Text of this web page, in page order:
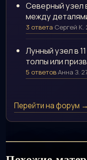
Северный узел
между
3 ответа·Сергей К.·
Лунный узел в
толпы или
5 ответов·Анна З.·
Перейти на форум →